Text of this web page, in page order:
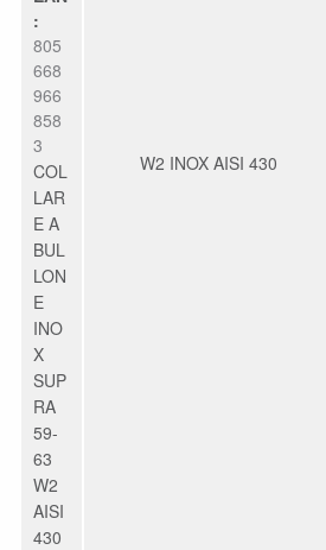
:
805
668
966
858
3
COL
LAR
E A
BUL
LON
E
INO
X
SUP
RA
59-
63
W2
AISI
430
W2 INOX AISI 430